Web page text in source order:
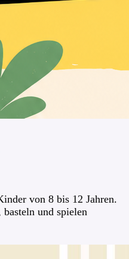
von 8 bis 12 Jahren.
basteln und spielen